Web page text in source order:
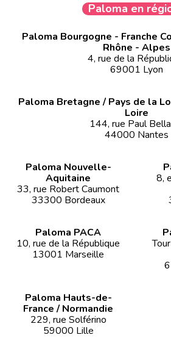
Paloma en
Paloma Bourgogne - Franche
Rhône - Alpes
4, rue de la
69001 Lyon
Paloma Bretagne / Pays de la
Loire
144, rue Paul
44000 Nantes
Paloma Nouvelle-
Aquitaine
33, rue Robert Caumont
33300 Bordeaux
8,
Paloma PACA
10, rue de la République
13001 Marseille
Paloma Hauts-de-
France / Normandie
229, rue Solférino
59000 Lille